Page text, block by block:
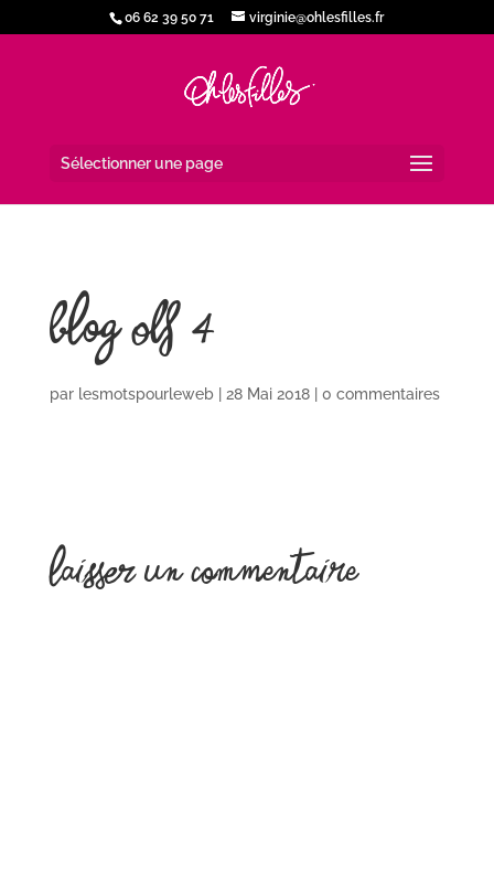
06 62 39 50 71 virginie@ohlesfilles.fr
Sélectionner une page
blog OLF 4
par lesmotspourleweb| 28 Mai 2018| 0 commentaires
Laisser un commentaire